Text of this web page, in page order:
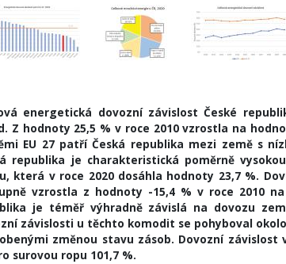
energetická dovozní závislost České
Z hodnoty 25,5 % v roce 2010 vzrostla na
EU 27 patří Česká republika mezi země s
republika je charakteristická poměrně
která v roce 2020 dosáhla hodnoty 23,7 %.
vzrostla z hodnoty -15,4 % v roce 2010
je téměř výhradně závislá na dovozu
závislosti u těchto komodit se pohyboval
změnou stavu zásob. Dovozní závislost
surovou ropu 101,7 %.